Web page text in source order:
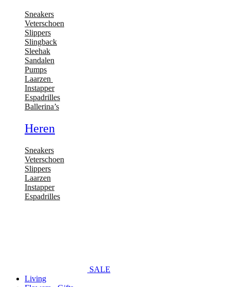
Sneakers
Veterschoen
Slippers
Slingback
Sleehak
Sandalen
Pumps
Laarzen
Instapper
Espadrilles
Ballerina’s
Heren
Sneakers
Veterschoen
Slippers
Laarzen
Instapper
Espadrilles
SALE
Living